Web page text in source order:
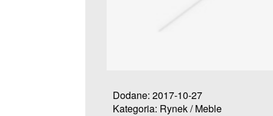
Dodane: 2017-10-27
Kategoria: Rynek / Meble